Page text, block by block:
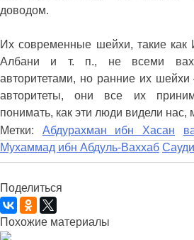
доводом.
Их современные шейхи, такие
Албани и т. п., не всеми
авторитетами, но ранние их шейхи
авторитеты, они все их
понимать, как эти люди видели нас,
Метки: Абдурахман ибн Хасан
Мухаммад ибн Абдуль-Ваххаб
Поделиться
Похожие материалы